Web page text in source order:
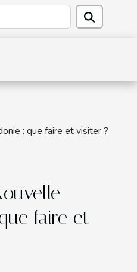
: que faire et visiter ?
faire et